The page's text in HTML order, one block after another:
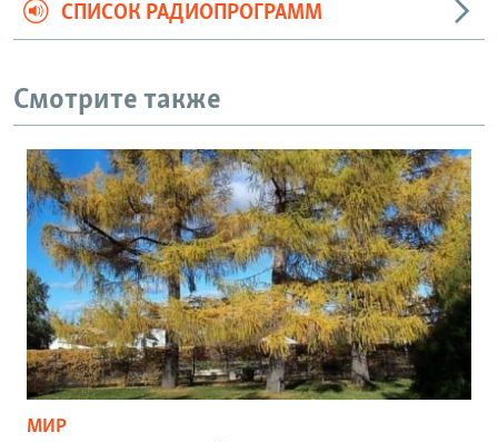
СПИСОК РАДИОПРОГРАММ
Смотрите также
МИР